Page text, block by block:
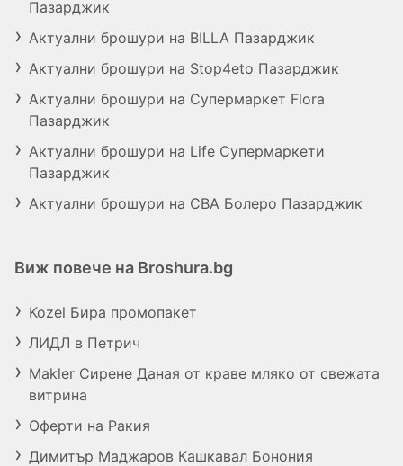
Пазарджик
Актуални брошури на BILLA Пазарджик
Актуални брошури на Stop4eto Пазарджик
Актуални брошури на Супермаркет Flora
Пазарджик
Актуални брошури на Life Супермаркети
Пазарджик
Актуални брошури на CBA Болеро Пазарджик
Виж повече на Broshura.bg
Kozel Бира промопакет
ЛИДЛ в Петрич
Makler Сирене Даная от краве мляко от свежата
витрина
Оферти на Ракия
Димитър Маджаров Кашкавал Бонония